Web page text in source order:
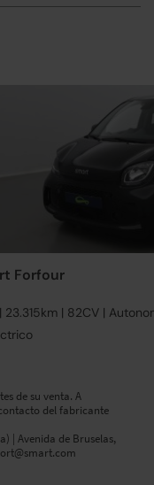
15-20 días
(1)
de su venta. A
del fabricante
| Avenida de Bruselas,